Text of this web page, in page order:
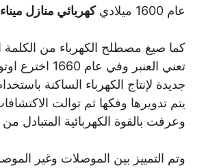
عام 1600 ميلادي
كهربائي منازل
كما صيغ مصطلح الكهرباء من الكلمة
تعني العنبر وفي
جديدة لإنتاج الكهرباء الساكنة
يتم تدويرها وفكها ثم توالت
وعرفت بالقوة الكهربائية المتبادل
وتم التمييز بين الموصلات وغير